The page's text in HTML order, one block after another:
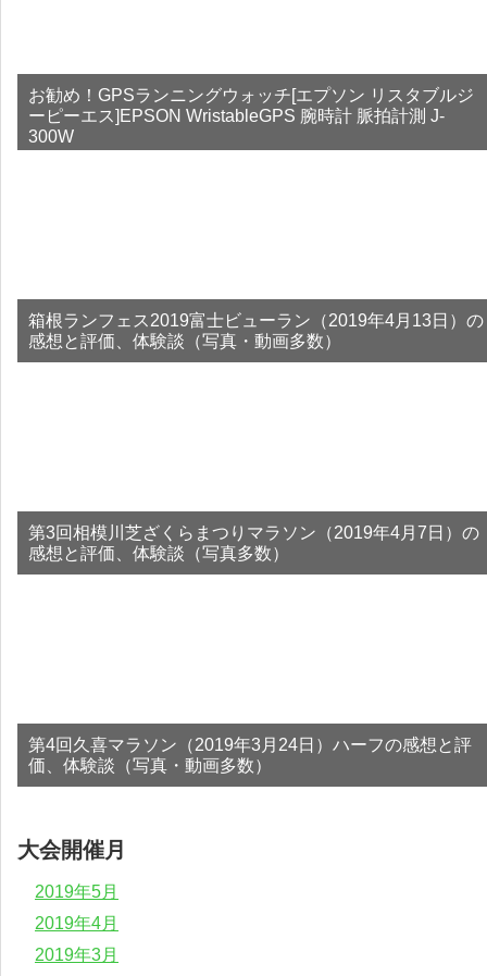
お勧め！GPSランニングウォッチ[エプソン リスタブルジ
ーピーエス]EPSON WristableGPS 腕時計 脈拍計測 J-
300W
箱根ランフェス2019富士ビューラン（2019年4月13日）の
感想と評価、体験談（写真・動画多数）
第3回相模川芝ざくらまつりマラソン（2019年4月7日）の
感想と評価、体験談（写真多数）
第4回久喜マラソン（2019年3月24日）ハーフの感想と評
価、体験談（写真・動画多数）
大会開催月
2019年5月
2019年4月
2019年3月